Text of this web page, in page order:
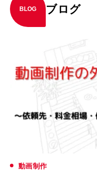
BLOG ブログ
動画制作